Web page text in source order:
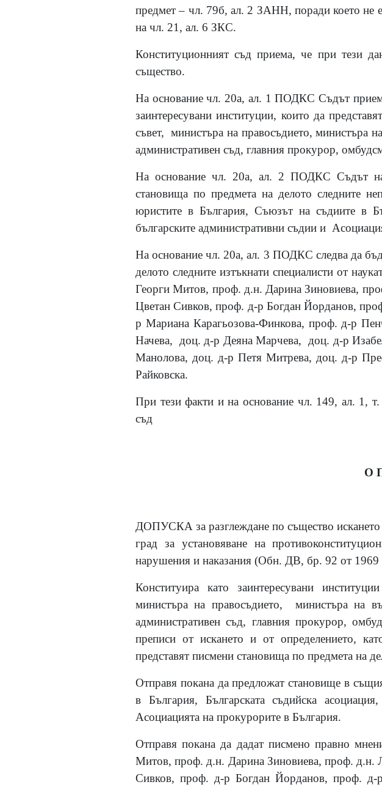
предмет – чл. 79б, ал. 2 ЗАНН, поради което не е
на чл. 21, ал. 6 ЗКС.
Конституционният съд приема, че при тези
същество.
На основание чл. 20а, ал. 1 ПОДКС Съдът
заинтересувани институции, които да
съвет, министъра на правосъдието, министъра
административен съд, главния прокурор,
На основание чл. 20а, ал. 2 ПОДКС Съдът
становища по предмета на делото следните
юристите в България, Съюзът на съдиите в
българските административни съдии и
На основание чл. 20а, ал. 3 ПОДКС следва да
делото следните изтъкнати специалисти от
Георги Митов, проф. д.н. Дарина Зиновиева,
Цветан Сивков, проф. д-р Богдан Йорданов,
р Мариана Карагьозова-Финкова, проф. д-р
Начева, доц. д-р Деяна Марчева, доц. д-р
Манолова, доц. д-р Петя Митрева, доц. д-р
Райковска.
При тези факти и на основание чл. 149, ал. 1,
съд
О
ДОПУСКА за разглеждане по същество
град за установяване на
нарушения и наказания (Обн. ДВ, бр. 92 от
Конституира като заинтересувани
министъра на правосъдието, министъра на
административен съд, главния прокурор,
преписи от искането и от определението,
представят писмени становища по предмета на
Отправя покана да предложат становище в
в България, Българската съдийска
Асоциацията на прокурорите в България.
Отправя покана да дадат писмено правно
Митов, проф. д.н. Дарина Зиновиева, проф. д.н.
Сивков, проф. д-р Богдан Йорданов, проф.